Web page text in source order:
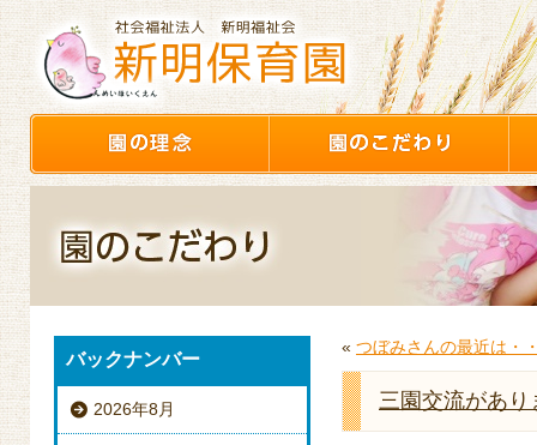
バックナンバー
2026年8月
« つぼみさんの最近は・
三園交流があ